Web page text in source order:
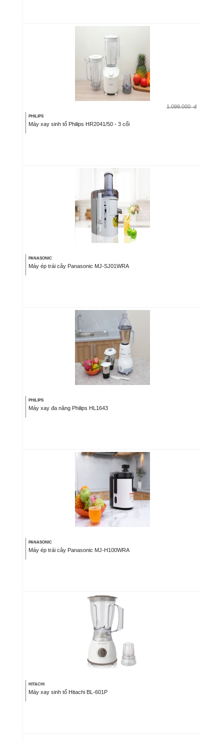
1.099.000 đ
PHILIPS
Máy xay sinh tố Philips HR2041/50 - 3 cối
PANASONIC
Máy ép trái cây Panasonic MJ-SJ01WRA
PHILIPS
Máy xay đa năng Philips HL1643
PANASONIC
Máy ép trái cây Panasonic MJ-H100WRA
HITACHI
Máy xay sinh tố Hitachi BL-601P